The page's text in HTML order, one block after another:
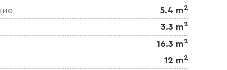
5.4 m2
3.3 m2
16.3 m2
12 m2